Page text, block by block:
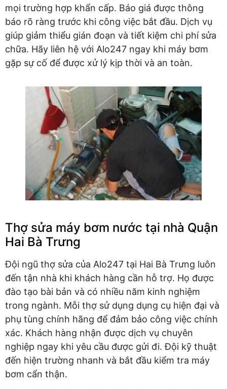
mọi trường hợp khẩn cấp. Báo giá được thông
báo rõ ràng trước khi công việc bắt đầu. Dịch vụ
giúp giảm thiểu gián đoạn và tiết kiệm chi phí sửa
chữa. Hãy liên hệ với Alo247 ngay khi máy bơm
gặp sự cố để được xử lý kịp thời và an toàn.
Thợ sửa máy bơm nước tại nhà Quận
Hai Bà Trưng
Đội ngũ thợ sửa của Alo247 tại Hai Bà Trưng luôn
đến tận nhà khi khách hàng cần hỗ trợ. Họ được
đào tạo bài bản và có nhiều năm kinh nghiệm
trong ngành. Mỗi thợ sử dụng dụng cụ hiện đại và
phụ tùng chính hãng để đảm bảo công việc chính
xác. Khách hàng nhận được dịch vụ chuyên
nghiệp ngay khi yêu cầu được gửi đi. Đội kỹ thuật
đến hiện trường nhanh và bắt đầu kiểm tra máy
bơm cẩn thận.